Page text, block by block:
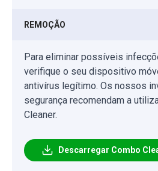
REMOÇÃO
Para eliminar possíveis
verifique o seu dispositivo
antivírus legítimo. Os nossos
segurança recomendam a
Cleaner.
Descarregar Combo